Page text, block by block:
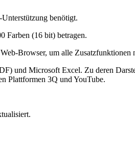
benötigt.
Farben (16 bit) betragen.
Browser, um alle Zusatzfunktionen
und Microsoft Excel. Zu deren
Plattformen 3Q und YouTube.